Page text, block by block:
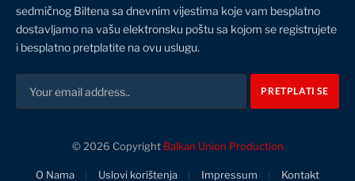
sedmičnog Biltena sa dnevnim vijestima koje vam besplatno
dostavljamo na vašu elektronsku poštu sa kojom se registrujete
i besplatno pretplatite na ovu uslugu.
© 2026 Copyright Balkan Union Production
O Nama Uslovi korištenja Impressum Kontakt